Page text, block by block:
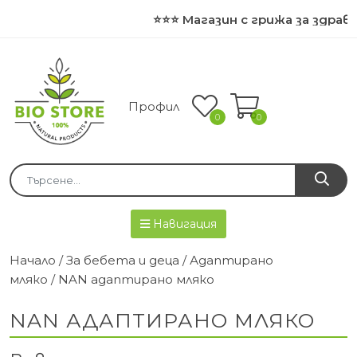
⭐⭐⭐ Магазин с грижа за
Профил
0 0
Навигация
Начало /За бебета и деца /Адаптирано
мляко / NAN адаптирано мляко
NAN АДАПТИРАНО МЛЯКО